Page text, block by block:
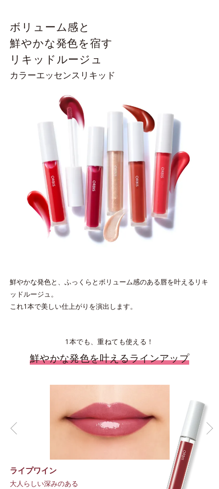
ボリューム感と
鮮やかな発色を宿す
リキッドルージュ
カラーエッセンスリキッド
鮮やかな発色と、ふっくらとボリューム感のある唇を叶えるリキ
ッドルージュ。
これ1本で美しい仕上がりを演出します。
1本でも、重ねても使える！
鮮やかな発色を叶えるラインアップ
ライプワイン
大人らしい深みのある